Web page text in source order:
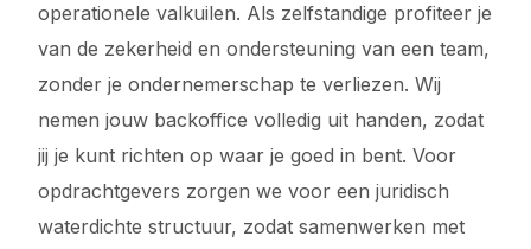
operationele valkuilen. Als zelfstandige profiteer je
van de zekerheid en ondersteuning van een team,
zonder je ondernemerschap te verliezen. Wij
nemen jouw backoffice volledig uit handen, zodat
jij je kunt richten op waar je goed in bent. Voor
opdrachtgevers zorgen we voor een juridisch
waterdichte structuur, zodat samenwerken met